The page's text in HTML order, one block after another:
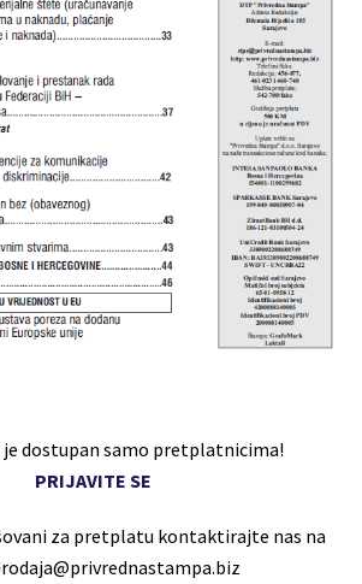
je dostupan samo pretplatnicima!
PRIJAVITE SE
za pretplatu kontaktirajte nas na